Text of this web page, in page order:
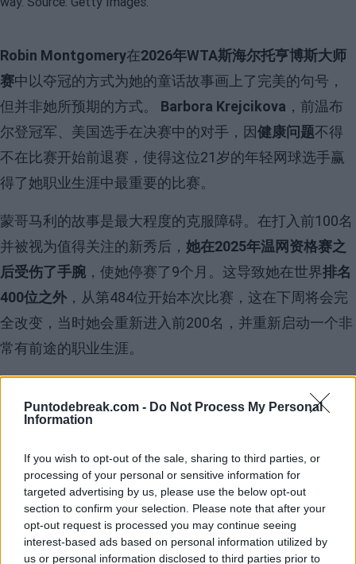
Puntodebreak.com - Do Not Process My Personal
Information
If you wish to opt-out of the sale, sharing to third parties, or
processing of your personal or sensitive information for
targeted advertising by us, please use the below opt-out
section to confirm your selection. Please note that after your
opt-out request is processed you may continue seeing
interest-based ads based on personal information utilized by
us or personal information disclosed to third parties prior to
Robin Montgomery在2026年WTA斯海尔托亨博斯大师
赛中以夺冠的方式为她的童话故事画上了完美的句号，
但并非她所预期的方式。 Barbora Krejcikova ，前温布
尔登冠军、美国选手在决赛中的对手，因健康问题不得
不在比赛开始前退赛，使得这位21岁的年轻网球选手赢
得了她职业生涯中最重要的比赛。
蒙哥马利的故事是最大程度的克服障碍。在打入前100名
并被视为值得关注的新秀后， 她在2025年温网资格赛之
后受伤了手腕 ，使她停赛了9个月。这导致她在世界排名
400位之外 ，从第484位开始本次比赛，这在下周将会完
全改变，当时她会重新进入前200名，并重新启动一个非
常有前途的职业生涯。